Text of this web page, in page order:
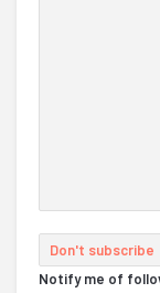
Notify me of